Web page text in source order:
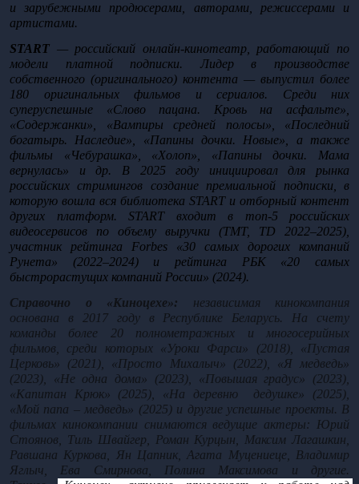
и зарубежными продюсерами, авторами, режиссерами и
артистами.
START — российский онлайн-кинотеатр, работающий по
модели платной подписки. Лидер в производстве
собственного (оригинального) контента — выпустил более
180 оригинальных фильмов и сериалов. Среди них
суперуспешные «Слово пацана. Кровь на асфальте»,
«Содержанки», «Вампиры средней полосы», «Последний
богатырь. Наследие», «Папины дочки. Новые», а также
фильмы «Чебурашка», «Холоп», «Папины дочки. Мама
вернулась» и др. В 2025 году инициировал для рынка
российских стримингов создание премиальной подписки, в
которую вошла вся библиотека START и отборный контент
других платформ. START входит в топ-5 российских
видеосервисов по объему выручки (TMT, TD 2022–2025),
участник рейтинга Forbes «30 самых дорогих компаний
Рунета» (2022–2024) и рейтинга РБК «20 самых
быстрорастущих компаний России» (2024).
Справочно о «Киноцехе»: независимая кинокомпания
основана в 2017 году в Республике Беларусь. На счету
команды более 20 полнометражных и многосерийных
фильмов, среди которых «Уроки Фарси» (2018), «Пустая
Церковь» (2021), «Просто Михалыч» (2022), «Я медведь»
(2023), «Не одна дома» (2023), «Повышая градус» (2023),
«Капитан Крюк» (2025), «На деревню  дедушке» (2025),
«Мой папа – медведь» (2025) и другие успешные проекты. В
фильмах кинокомпании снимаются ведущие актеры: Юрий
Стоянов, Тиль Швайгер, Роман Курцын, Максим Лагашкин,
Равшана Куркова, Ян Цапник, Агата Муцениеце, Владимир
Яглыч, Ева Смирнова, Полина Максимова и другие.